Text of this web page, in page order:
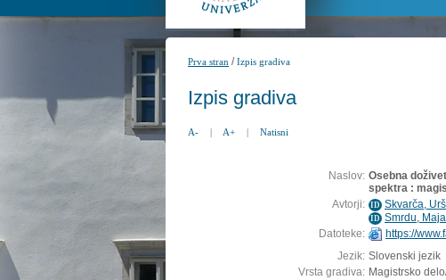
Prva stran /Izpis gradiva
Izpis gradiva
A- | A+ | Natisni
Naslov: Osebna
spektra :
Avtorji: ID Skvarča,
ID Smrdu, Maja
Datoteke:
https://
Jezik: Slovenski jezik
Vrsta gradiva: Magistrsko